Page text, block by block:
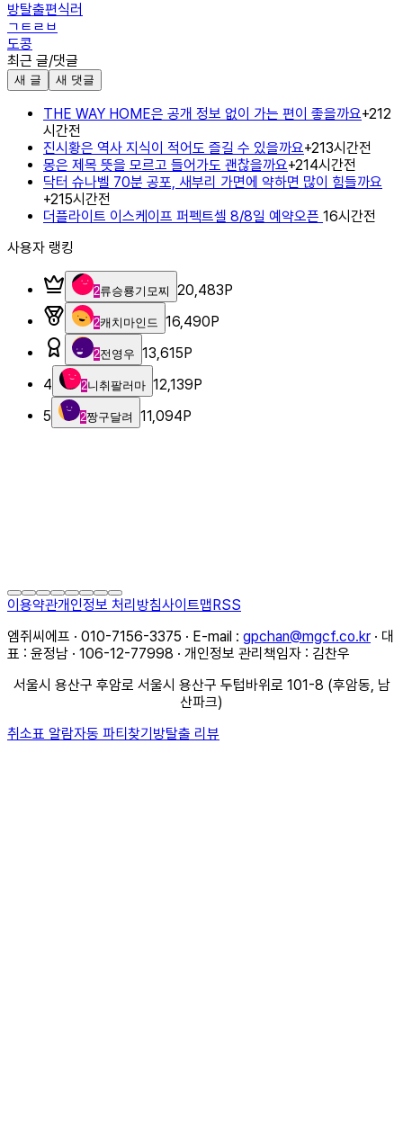
방탈출편식러
ㄱㅌㄹㅂ
도콩
최근 글/댓글
새 글 새 댓글
THE WAY HOME은 공개 정보 없이 가는 편이 좋을까요+212
시간전
진시황은 역사 지식이 적어도 즐길 수 있을까요+213시간전
몽은 제목 뜻을 모르고 들어가도 괜찮을까요+214시간전
닥터 슈나벨 70분 공포, 새부리 가면에 약하면 많이 힘들까요
+215시간전
더플라이트 이스케이프 퍼펙트셀 8/8일 예약오픈 16시간전
사용자 랭킹
2류승룡기모찌 20,483P
2캐치마인드 16,490P
2전영우 13,615P
4
2니취팔러마 12,139P
5
2짱구달려 11,094P
이용약관개인정보 처리방침사이트맵RSS
엠쥐씨에프 · 010-7156-3375 · E-mail : gpchan@mgcf.co.kr · 대
표 : 윤정남 · 106-12-77998 · 개인정보 관리책임자 : 김찬우
서울시 용산구 후암로 서울시 용산구 두텁바위로 101-8 (후암동, 남
산파크)
취소표 알람자동 파티찾기방탈출 리뷰